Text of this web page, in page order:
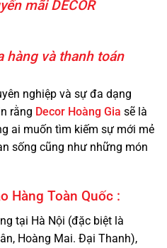
mãi DECOR
hàng và thanh toán
nghiệp và sự đa dạng
rằng Decor Hoàng Gia sẽ là
ai muốn tìm kiếm sự mới mẻ
sống cũng như những món
Hàng Toàn Quốc :
tại Hà Nội (đặc biệt là
Hoàng Mai. Đại Thanh),